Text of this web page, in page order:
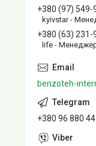
+380 (97) 549-
kyivstar -
+380 (63) 231-
life -
benzoteh-
+380 96 880